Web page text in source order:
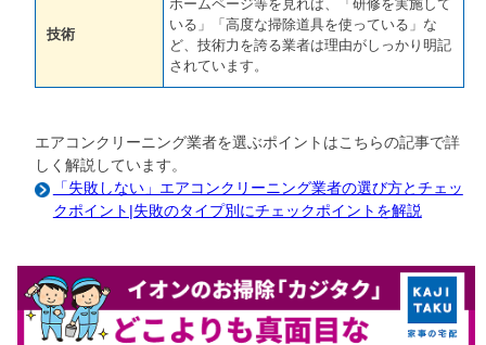
技術
ホームページ等を見れば、「研修を実施して
いる」「高度な掃除道具を使っている」な
ど、技術力を誇る業者は理由がしっかり明記
されています。
エアコンクリーニング業者を選ぶポイントはこちらの記事で詳
しく解説しています。
「失敗しない」エアコンクリーニング業者の選び方とチェッ
クポイント|失敗のタイプ別にチェックポイントを解説